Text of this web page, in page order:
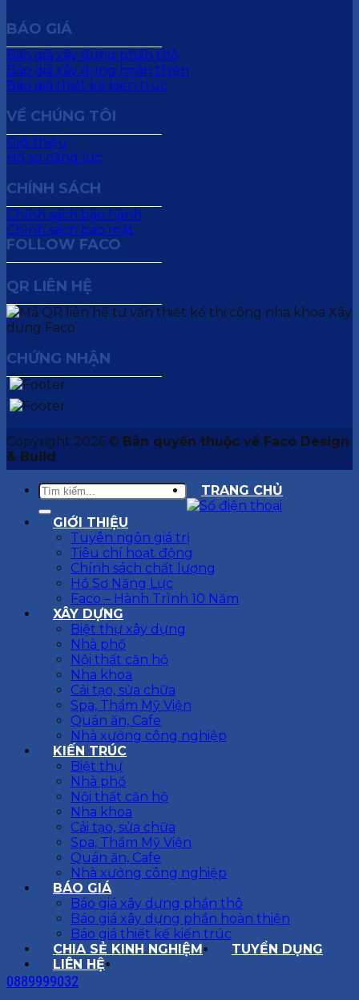
BÁO GIÁ
Báo giá xây dựng phần thô
Báo giá xây dựng hoàn thiện
Báo giá thiết kế kiến trúc
VỀ CHÚNG TÔI
Giới thiệu
Hồ sơ năng lực
CHÍNH SÁCH
Chính sách bảo hành
Chính sách bảo mật
FOLLOW FACO
QR LIÊN HỆ
CHỨNG NHẬN
Copyright 2026 © Bản quyền thuộc về Faco Design
& Build
TRANG CHỦ
GIỚI THIỆU
Tuyên ngôn giá trị
Tiêu chí hoạt động
Chính sách chất lượng
Hồ Sơ Năng Lực
Faco – Hành Trình 10 Năm
XÂY DỰNG
Biệt thự xây dựng
Nhà phố
Nội thất căn hộ
Nha khoa
Cải tạo, sửa chữa
Spa, Thẩm Mỹ Viện
Quán ăn, Cafe
Nhà xưởng công nghiệp
KIẾN TRÚC
Biệt thự
Nhà phố
Nội thất căn hộ
Nha khoa
Cải tạo, sửa chữa
Spa, Thẩm Mỹ Viện
Quán ăn, Cafe
Nhà xưởng công nghiệp
BÁO GIÁ
Báo giá xây dựng phần thô
Báo giá xây dựng phần hoàn thiện
Báo giá thiết kế kiến trúc
CHIA SẺ KINH NGHIỆM
TUYỂN DỤNG
LIÊN HỆ
0889999032